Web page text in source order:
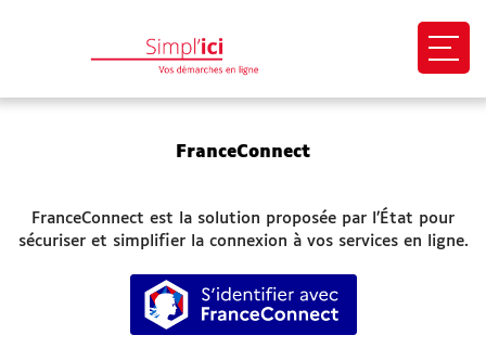
Mes demandes
Paiement en ligne
Besoin d'aide
FranceConnect
FranceConnect est la solution proposée par l’État pour
sécuriser et simplifier la connexion à vos services en ligne.
S’identifier avec FranceConnect